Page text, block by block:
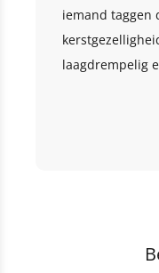
iemand taggen
laagdrempelig